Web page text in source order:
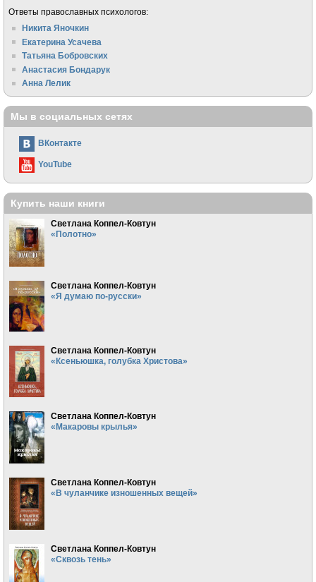
Ответы православных психологов:
Никита Яночкин
Екатерина Усачева
Татьяна Бобровских
Анастасия Бондарук
Анна Лелик
Мы в социальных сетях
ВКонтакте
YouTube
Купить наши книги
Светлана Коппел-Ковтун
«Полотно»
Светлана Коппел-Ковтун
«Я думаю по-русски»
Светлана Коппел-Ковтун
«Ксеньюшка, голубка Христова»
Светлана Коппел-Ковтун
«Макаровы крылья»
Светлана Коппел-Ковтун
«В чуланчике изношенных вещей»
Светлана Коппел-Ковтун
«Сквозь тень»